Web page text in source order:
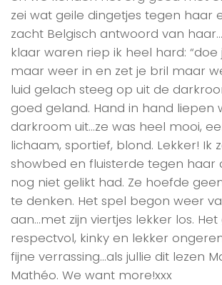
zei wat geile dingetjes tegen haar
zacht Belgisch antwoord van
klaar waren riep ik heel hard: “doe
maar weer in en zet je bril maar
luid gelach steeg op uit de
goed geland. Hand in hand liepen
darkroom uit…ze was heel mooi,
lichaam, sportief, blond. Lekker! Ik
showbed en fluisterde tegen haar
nog niet gelikt had. Ze hoefde
te denken. Het spel begon weer
aan…met zijn viertjes lekker los.
respectvol, kinky en lekker
fijne verrassing…als jullie dit lezen
Mathéo. We want more!xxx